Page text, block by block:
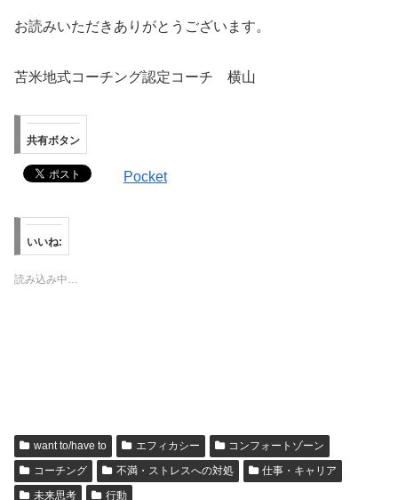
お読みいただきありがとうございます。
苫米地式コーチング認定コーチ 横山
共有ボタン
Pocket
いいね:
読み込み中…
want to/have to エフィカシー
コンフォートゾーン
コーチング
不満・ストレスへの対処
仕事・キャリア
未来思考
行動